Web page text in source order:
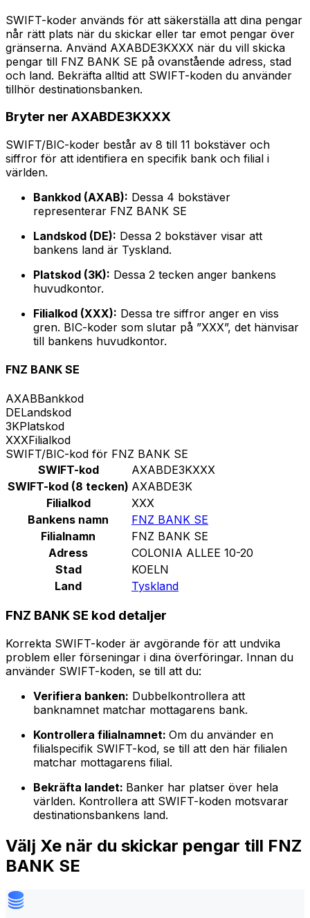
SWIFT-koder används för att säkerställa att dina pengar
når rätt plats när du skickar eller tar emot pengar över
gränserna. Använd AXABDE3KXXX när du vill skicka
pengar till FNZ BANK SE på ovanstående adress, stad
och land. Bekräfta alltid att SWIFT-koden du använder
tillhör destinationsbanken.
Bryter ner AXABDE3KXXX
SWIFT/BIC-koder består av 8 till 11 bokstäver och
siffror för att identifiera en specifik bank och filial i
världen.
Bankkod (AXAB): Dessa 4 bokstäver
representerar FNZ BANK SE
Landskod (DE): Dessa 2 bokstäver visar att
bankens land är Tyskland.
Platskod (3K): Dessa 2 tecken anger bankens
huvudkontor.
Filialkod (XXX): Dessa tre siffror anger en viss
gren. BIC-koder som slutar på ”XXX”, det hänvisar
till bankens huvudkontor.
FNZ BANK SE
AXABBankkod
DELandskod
3KPlatskod
XXXFilialkod
SWIFT/BIC-kod för FNZ BANK SE
SWIFT-kod
AXABDE3KXXX
SWIFT-kod (8 tecken) AXABDE3K
Filialkod
XXX
Bankens namn
FNZ BANK SE
Filialnamn
FNZ BANK SE
Adress
COLONIA ALLEE 10-20
Stad
KOELN
Land
Tyskland
FNZ BANK SE kod detaljer
Korrekta SWIFT-koder är avgörande för att undvika
problem eller förseningar i dina överföringar. Innan du
använder SWIFT-koden, se till att du:
Verifiera banken: Dubbelkontrollera att
banknamnet matchar mottagarens bank.
Kontrollera filialnamnet: Om du använder en
filialspecifik SWIFT-kod, se till att den här filialen
matchar mottagarens filial.
Bekräfta landet: Banker har platser över hela
världen. Kontrollera att SWIFT-koden motsvarar
destinationsbankens land.
Välj Xe när du skickar pengar till FNZ
BANK SE